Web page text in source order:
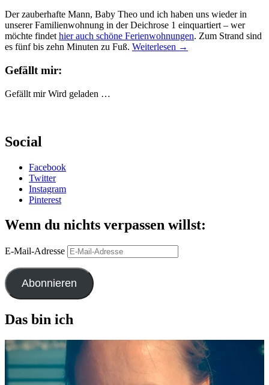
Der zauberhafte Mann, Baby Theo und ich haben uns wieder in
unserer Familienwohnung in der Deichrose 1 einquartiert – wer
möchte findet hier auch schöne Ferienwohnungen. Zum Strand sind
es fünf bis zehn Minuten zu Fuß. Weiterlesen →
Gefällt mir:
Gefällt mir Wird geladen …
Social
Facebook
Twitter
Instagram
Pinterest
Wenn du nichts verpassen willst:
E-Mail-Adresse
Abonnieren
Das bin ich